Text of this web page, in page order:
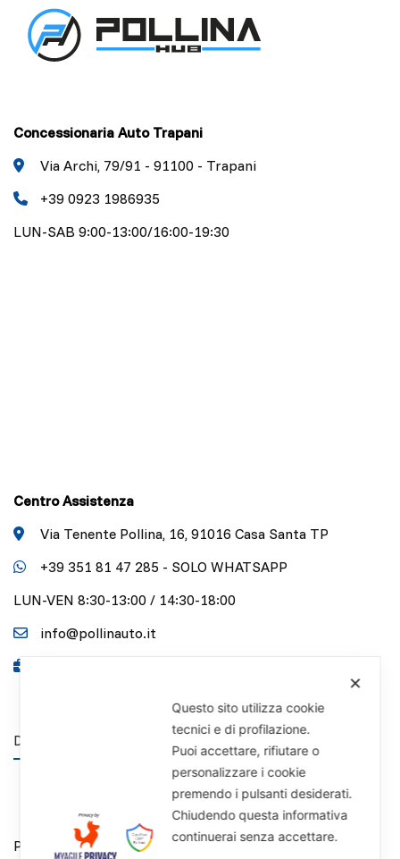
Concessionaria Auto Trapani
Via Archi, 79/91 - 91100 - Trapani
+39 0923 1986935
LUN-SAB 9:00-13:00/16:00-19:30
Centro Assistenza
Via Tenente Pollina, 16, 91016 Casa Santa TP
+39 351 81 47 285 - SOLO WHATSAPP
LUN-VEN 8:30-13:00 / 14:30-18:00
info@pollinauto.it
DISCLAIMER
Privacy Policy
✕
Questo sito utilizza cookie
tecnici e di profilazione.
Puoi accettare, rifiutare o
personalizzare i cookie
premendo i pulsanti desiderati.
Chiudendo questa informativa
continuerai senza accettare.